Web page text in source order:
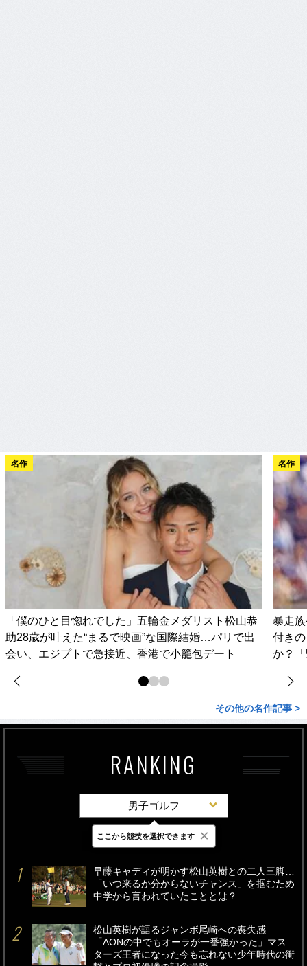
名作
「僕のひと目惚れでした」五輪金メダリスト松山恭
助28歳が叶えた“まるで映画”な国際結婚…パリで出
会い、エジプトで急接近、香港で小籠包デート
名作
暴走
付き
か？
その他の名作記事 >
RANKING
男子ゴルフ
最新 24時間 週間
早藤キャディが明かす松山英樹との二人三脚…
「いつ来るか分からないチャンス」を掴むため
中学から言われていたこととは？
松山英樹が語るジャンボ尾崎への喪失感
「AONの中でもオーラが一番強かった」マス
ターズ王者になった今も忘れない少年時代の衝
ここから競技を選択できます ×